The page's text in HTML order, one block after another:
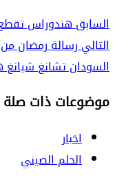
السابقهندوراس تقطع
التاليرسالة رمضان من
السودان تشانغ شيانغ
موضوعات ذات صلة
اخبار
الحلم الصيني